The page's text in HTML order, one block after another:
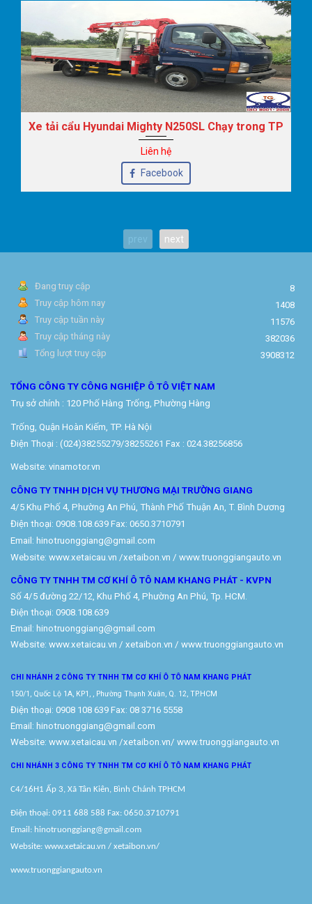
Xe tải cẩu Hyundai Mighty N250SL Chạy trong TP
Liên hệ
Facebook
next
Đang truy cập
8
Truy cập hôm nay
1408
Truy cập tuần này
11576
Truy cập tháng này
382036
Tổng lượt truy cập
3908312
TỔNG CÔNG TY CÔNG NGHIỆP Ô TÔ VIỆT NAM
Trụ sở chính : 120 Phố Hàng Trống, Phường Hàng
Trống, Quận Hoàn Kiếm, TP. Hà Nội
Điện Thoại : (024)38255279/38255261 Fax : 024.38256856
Website: vinamotor.vn
CÔNG TY TNHH DỊCH VỤ THƯƠNG MẠI TRƯỜNG GIANG
4/5 Khu Phố 4, Phường An Phú, Thành Phố Thuận An, T. Bình Dương
Điện thoại: 0908.108.639 Fax: 0650.3710791
Email: hinotruonggiang@gmail.com
Website: www.xetaicau.vn /xetaibon.vn / www.truonggiangauto.vn
CÔNG TY TNHH TM CƠ KHÍ Ô TÔ NAM KHANG PHÁT - KVPN
Số 4/5 đường 22/12, Khu Phố 4, Phường An Phú, Tp. HCM.
Điện thoại: 0908.108.639
Email: hinotruonggiang@gmail.com
Website: www.xetaicau.vn / xetaibon.vn / www.truonggiangauto.vn
CHI NHÁNH 2 CÔNG TY TNHH TM CƠ KHÍ Ô TÔ NAM KHANG PHÁT
150/1, Quốc Lộ 1A, KP1, , Phường Thạnh Xuân, Q. 12, TP.HCM
Điện thoại: 0908 108 639 Fax: 08 3716 5558
Email: hinotruonggiang@gmail.com
Website: www.xetaicau.vn /xetaibon.vn/ www.truonggiangauto.vn
CHI NHÁNH 3 CÔNG TY TNHH TM CƠ KHÍ Ô TÔ NAM KHANG PHÁT
C4/16H1 Ấp 3, Xã Tân Kiên, Bình Chánh TPHCM
Điện thoại: 0911 688 588 Fax: 0650.3710791
Email: hinotruonggiang@gmail.com
Website: www.xetaicau.vn / xetaibon.vn/
www.truonggiangauto.vn